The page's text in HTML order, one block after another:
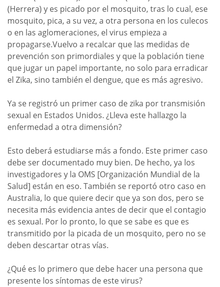
(Herrera) y es picado por el mosquito, tras lo cual, ese
mosquito, pica, a su vez, a otra persona en los culecos
o en las aglomeraciones, el virus empieza a
propagarse.Vuelvo a recalcar que las medidas de
prevención son primordiales y que la población tiene
que jugar un papel importante, no solo para erradicar
el Zika, sino también el dengue, que es más agresivo.
Ya se registró un primer caso de zika por transmisión
sexual en Estados Unidos. ¿Lleva este hallazgo la
enfermedad a otra dimensión?
Esto deberá estudiarse más a fondo. Este primer caso
debe ser documentado muy bien. De hecho, ya los
investigadores y la OMS [Organización Mundial de la
Salud] están en eso. También se reportó otro caso en
Australia, lo que quiere decir que ya son dos, pero se
necesita más evidencia antes de decir que el contagio
es sexual. Por lo pronto, lo que se sabe es que es
transmitido por la picada de un mosquito, pero no se
deben descartar otras vías.
¿Qué es lo primero que debe hacer una persona que
presente los síntomas de este virus?